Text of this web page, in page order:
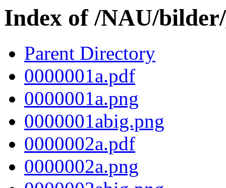
Index of /NAU/
Parent Directory
0000001a.pdf
0000001a.png
0000001abig.png
0000002a.pdf
0000002a.png